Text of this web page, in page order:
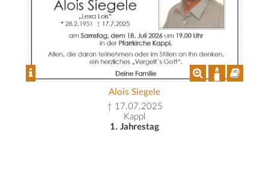
Alois Siegele
† 17.07.2025
Kappl
1. Jahrestag